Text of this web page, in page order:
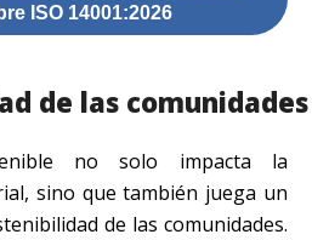
ISO 14001:2026
de las comunidades
no solo impacta la
sino que también juega un
de las comunidades.